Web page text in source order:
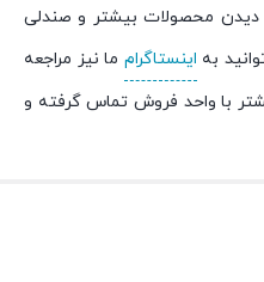
دیدن محصولات بیشتر و صندلی
اینستاگرام ما نیز مراجعه
با واحد فروش تماس گرفته و